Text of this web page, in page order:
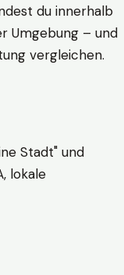
du innerhalb
Umgebung – und
vergleichen.
Stadt" und
lokale